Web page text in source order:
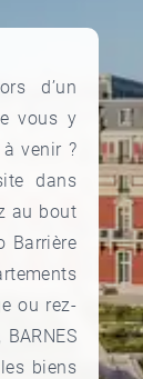
d’un
vous y
venir ?
dans
au bout
Barrière
ou rez-
biens